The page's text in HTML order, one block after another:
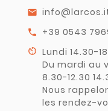
email
call +39 0543
av_timer Lundi 14.30-
Du mardi au
8.30-12.30
Nous
les rendez-